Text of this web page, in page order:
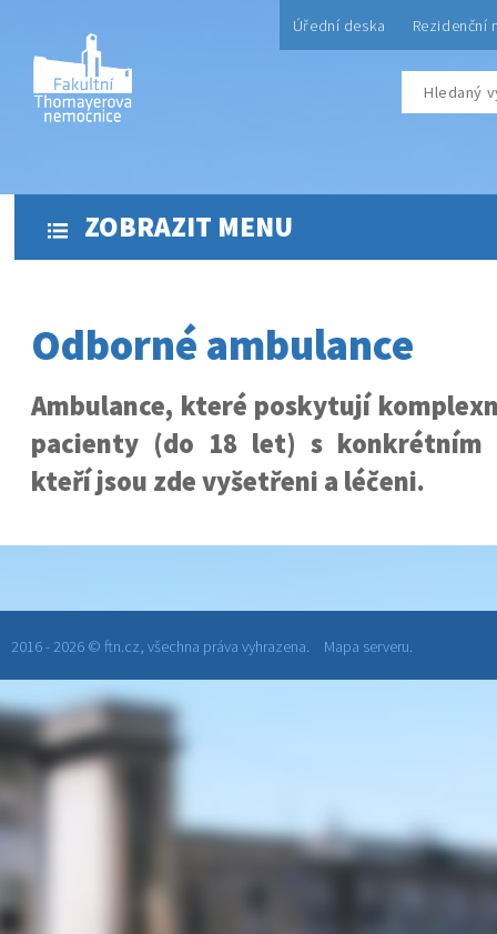
Úřední deska Rezidenční
ZOBRAZIT MENU
Odborné ambulance
Ambulance, které poskytují
pacienty (do 18 let) s konkrétním
kteří jsou zde vyšetřeni a léčeni.
2016 - 2026 © ftn.cz, všechna práva vyhrazena. Mapa serveru.